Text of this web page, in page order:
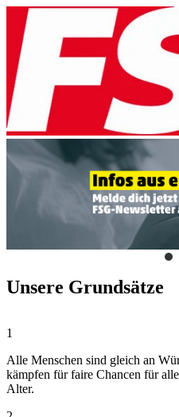
Unsere Grundsätze
1
Alle Menschen sind gleich an
kämpfen für faire Chancen für
Alter.